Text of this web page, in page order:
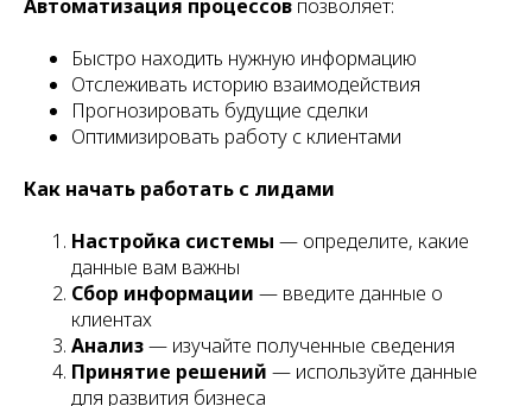
Автоматизация процессов позволяет:
Быстро находить нужную информацию
Отслеживать историю взаимодействия
Прогнозировать будущие сделки
Оптимизировать работу с клиентами
Как начать работать с лидами
Настройка системы — определите, какие
данные вам важны
Сбор информации — введите данные о
клиентах
Анализ— изучайте полученные сведения
Принятие решений — используйте данные
для развития бизнеса